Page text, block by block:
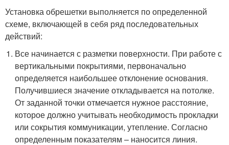
Установка обрешетки выполняется по определенной
схеме, включающей в себя ряд последовательных
действий:
Все начинается с разметки поверхности. При работе с
вертикальными покрытиями, первоначально
определяется наибольшее отклонение основания.
Получившиеся значение откладывается на потолке.
От заданной точки отмечается нужное расстояние,
которое должно учитывать необходимость прокладки
или сокрытия коммуникации, утепление. Согласно
определенным показателям – наносится линия.